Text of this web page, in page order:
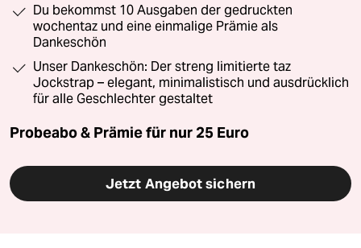
Du bekommst 10 Ausgaben der gedruckten
wochentaz und eine einmalige Prämie als
Dankeschön
Unser Dankeschön: Der streng limitierte taz
Jockstrap – elegant, minimalistisch und ausdrücklich
für alle Geschlechter gestaltet
Probeabo & Prämie für nur 25 Euro
Jetzt Angebot sichern